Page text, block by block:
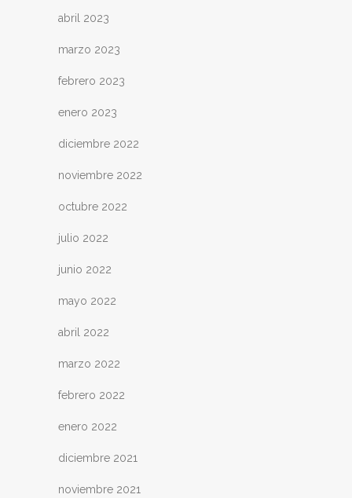
abril 2023
marzo 2023
febrero 2023
enero 2023
diciembre 2022
noviembre 2022
octubre 2022
julio 2022
junio 2022
mayo 2022
abril 2022
marzo 2022
febrero 2022
enero 2022
diciembre 2021
noviembre 2021